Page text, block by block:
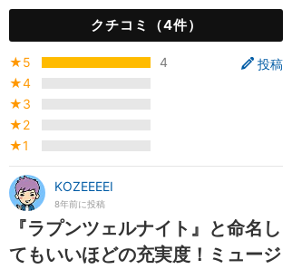
クチコミ（4件）
投稿
★5
4
★4
★3
★2
★1
KOZEEEEI
8年前に投稿
『ラプンツェルナイト』と命名し
てもいいほどの充実度！ミュージ